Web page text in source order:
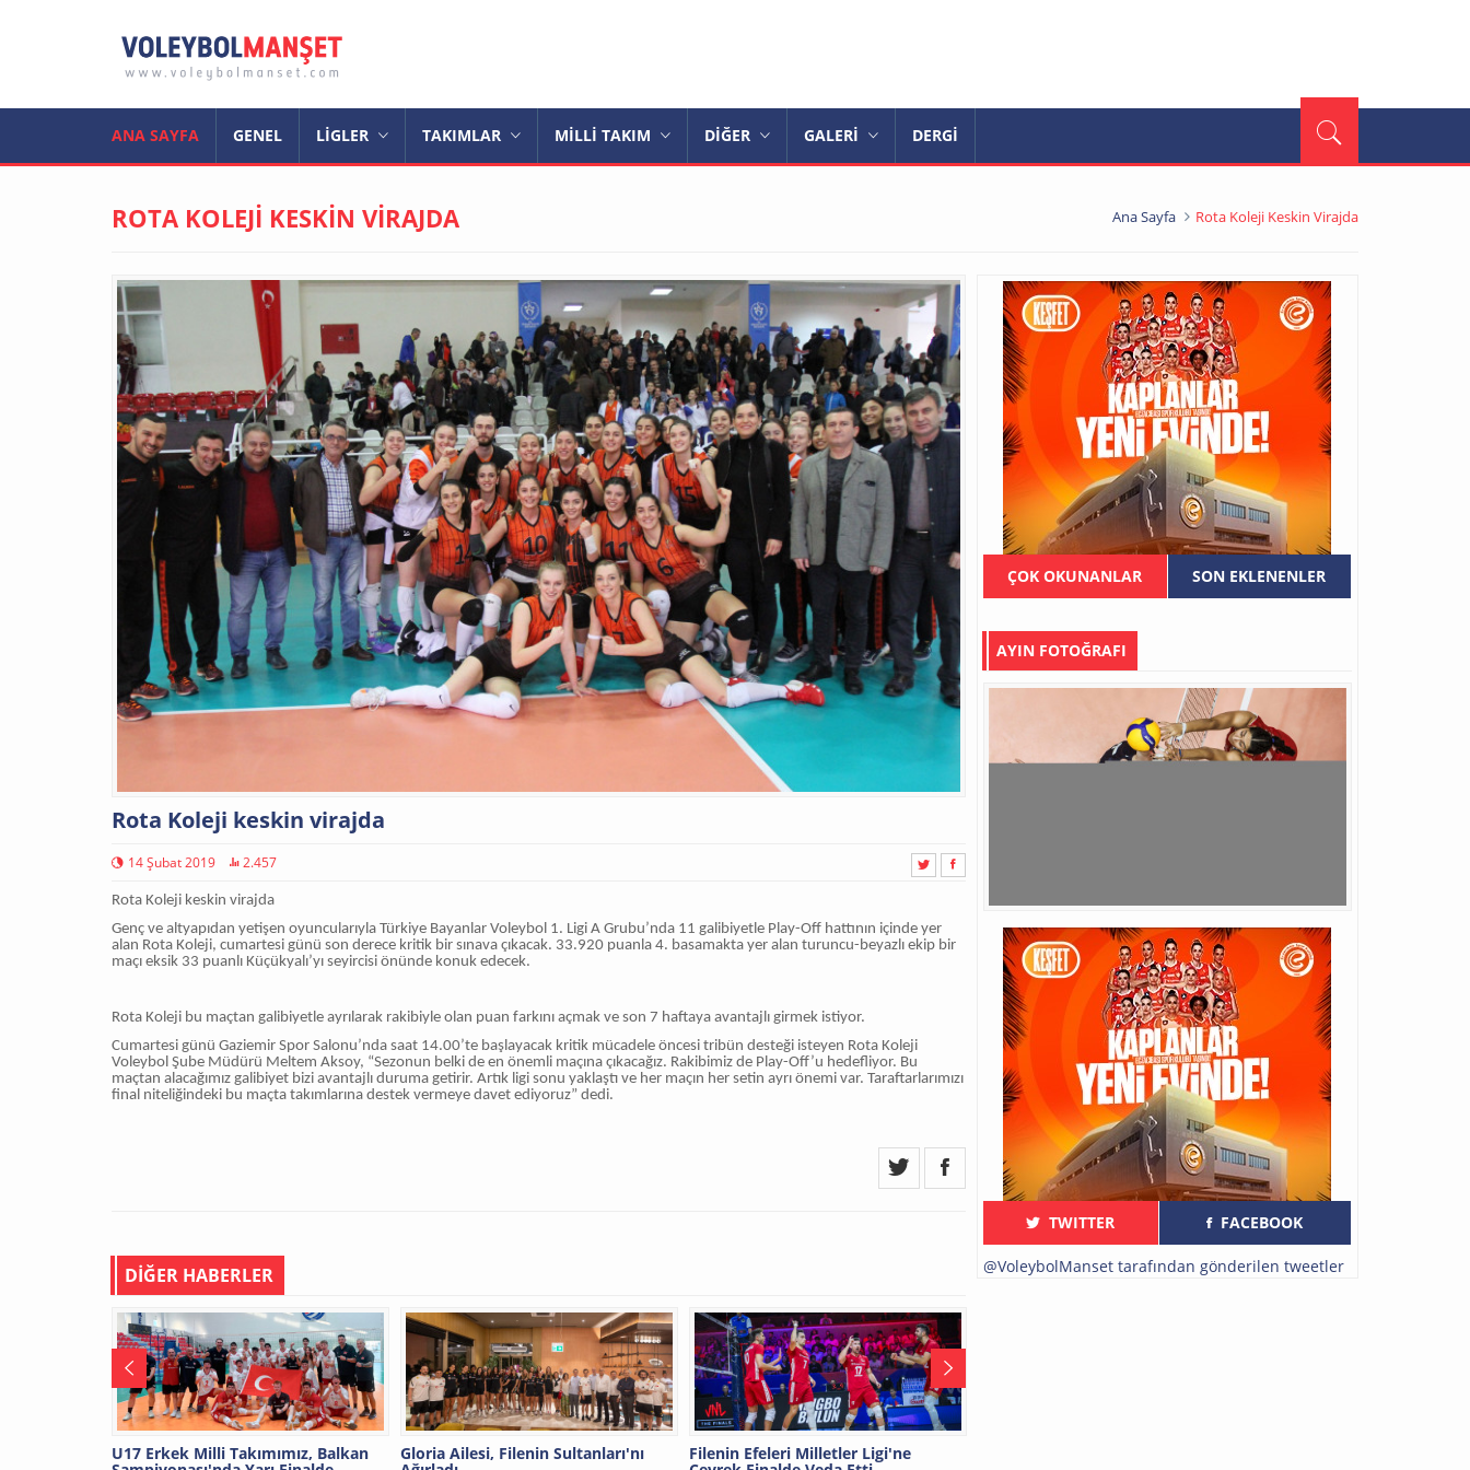
ANA SAYFA GENEL LİGLER TAKIMLAR MİLLİ TAKIM DİĞER GALERİ DERGİ
ROTA KOLEJİ KESKİN VİRAJDA Ana Sayfa Rota Koleji Keskin Virajda
Rota Koleji keskin virajda
14 Şubat 2019 2.457
Rota Koleji keskin virajda
Genç ve altyapıdan yetişen oyuncularıyla Türkiye Bayanlar Voleybol 1. Ligi A Grubu’nda 11 galibiyetle Play-Off hattının içinde yer
alan Rota Koleji, cumartesi günü son derece kritik bir sınava çıkacak. 33.920 puanla 4. basamakta yer alan turuncu-beyazlı ekip bir
maçı eksik 33 puanlı Küçükyalı’yı seyircisi önünde konuk edecek.
Rota Koleji bu maçtan galibiyetle ayrılarak rakibiyle olan puan farkını açmak ve son 7 haftaya avantajlı girmek istiyor.
Cumartesi günü Gaziemir Spor Salonu’nda saat 14.00’te başlayacak kritik mücadele öncesi tribün desteği isteyen Rota Koleji
Voleybol Şube Müdürü Meltem Aksoy, “Sezonun belki de en önemli maçına çıkacağız. Rakibimiz de Play-Off’u hedefliyor. Bu
maçtan alacağımız galibiyet bizi avantajlı duruma getirir. Artık ligi sonu yaklaştı ve her maçın her setin ayrı önemi var. Taraftarlarımızı
final niteliğindeki bu maçta takımlarına destek vermeye davet ediyoruz” dedi.
DİĞER HABERLER
U17 Erkek Milli Takımımız, Balkan Gloria Ailesi, Filenin Sultanları'nı Filenin Efeleri Milletler Ligi'ne
ÇOK OKUNANLAR SON EKLENENLER
AYIN FOTOĞRAFI
TWITTER FACEBOOK
@VoleybolManset tarafından gönderilen tweetler